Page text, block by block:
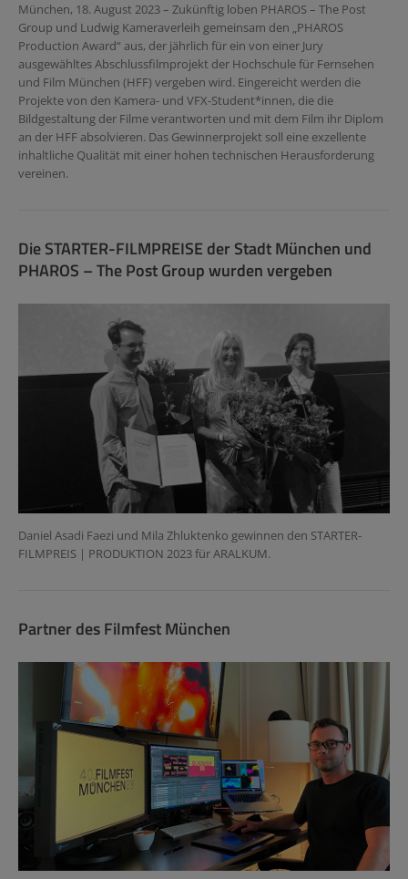
München, 18. August 2023 – Zukünftig loben PHAROS – The Post
Group und Ludwig Kameraverleih gemeinsam den „PHAROS
Production Award“ aus, der jährlich für ein von einer Jury
ausgewähltes Abschlussfilmprojekt der Hochschule für Fernsehen
und Film München (HFF) vergeben wird. Eingereicht werden die
Projekte von den Kamera- und VFX-Student*innen, die die
Bildgestaltung der Filme verantworten und mit dem Film ihr Diplom
an der HFF absolvieren. Das Gewinnerprojekt soll eine exzellente
inhaltliche Qualität mit einer hohen technischen Herausforderung
vereinen.
Die STARTER-FILMPREISE der Stadt München und
PHAROS – The Post Group wurden vergeben
Daniel Asadi Faezi und Mila Zhluktenko gewinnen den STARTER-
FILMPREIS | PRODUKTION 2023 für ARALKUM.
Partner des Filmfest München